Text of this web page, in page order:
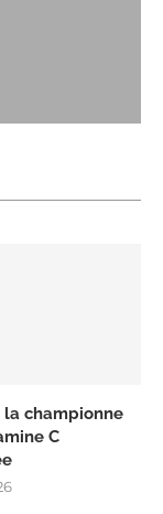
la championne
C